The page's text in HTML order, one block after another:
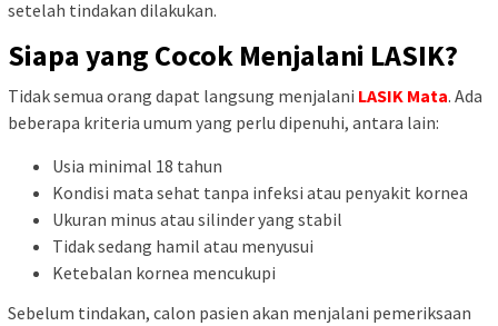
setelah tindakan dilakukan.
Siapa yang Cocok Menjalani LASIK?
Tidak semua orang dapat langsung menjalani LASIK Mata. Ada
beberapa kriteria umum yang perlu dipenuhi, antara lain:
Usia minimal 18 tahun
Kondisi mata sehat tanpa infeksi atau penyakit kornea
Ukuran minus atau silinder yang stabil
Tidak sedang hamil atau menyusui
Ketebalan kornea mencukupi
Sebelum tindakan, calon pasien akan menjalani pemeriksaan